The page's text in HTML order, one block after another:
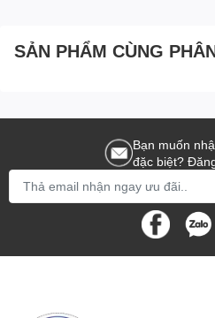
SẢN PHẨM CÙNG
Bạn muốn
đặc biệt?